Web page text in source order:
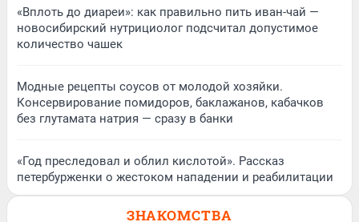
«Вплоть до диареи»: как правильно пить иван-чай —
новосибирский нутрициолог подсчитал допустимое
количество чашек
Модные рецепты соусов от молодой хозяйки.
Консервирование помидоров, баклажанов, кабачков
без глутамата натрия — сразу в банки
«Год преследовал и облил кислотой». Рассказ
петербурженки о жестоком нападении и реабилитации
ЗНАКОМСТВА